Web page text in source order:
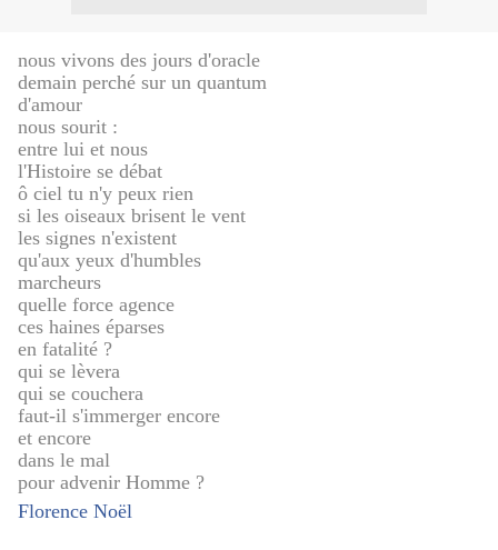
nous vivons des jours d'oracle
demain perché sur un quantum
d'amour
nous sourit :
entre lui et nous
l'Histoire se débat
ô ciel tu n'y peux rien
si les oiseaux brisent le vent
les signes n'existent
qu'aux yeux d'humbles
marcheurs
quelle force agence
ces haines éparses
en fatalité ?
qui se lèvera
qui se couchera
faut-il s'immerger encore
et encore
dans le mal
pour advenir Homme ?
Florence Noël